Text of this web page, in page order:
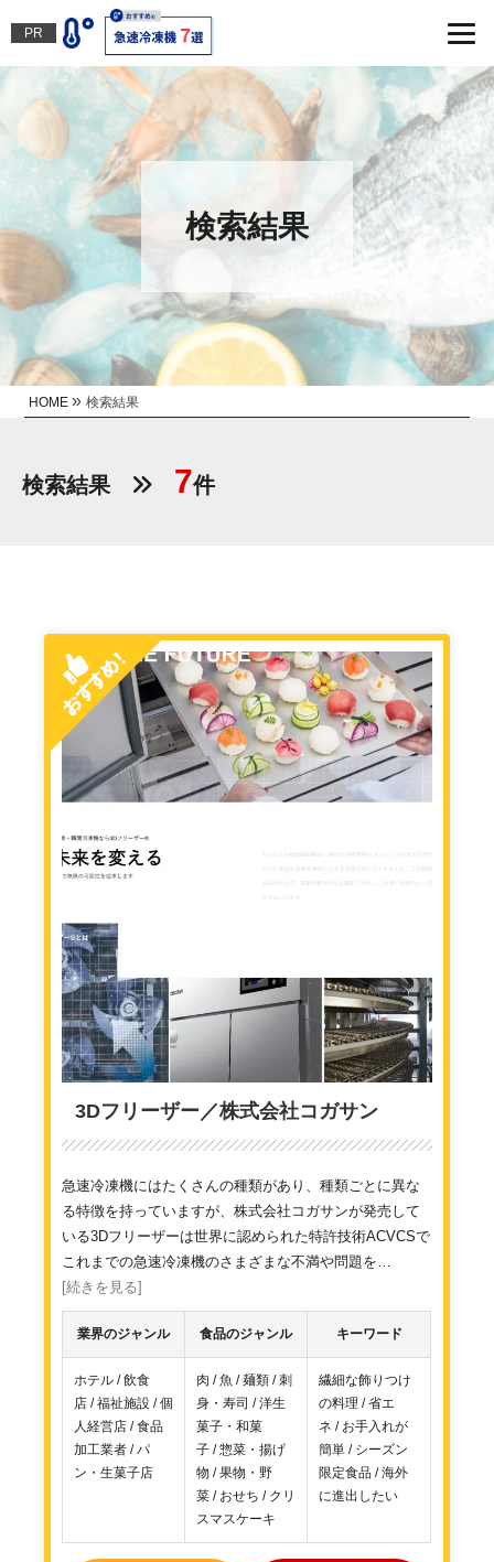
PR
検索結果
HOME »検索結果
検索結果 7件
3Dフリーザー／株式会社コガサン
急速冷凍機にはたくさんの種類があり、種類ごとに異な
る特徴を持っていますが、株式会社コガサンが発売して
いる3Dフリーザーは世界に認められた特許技術ACVCSで
これまでの急速冷凍機のさまざまな不満や問題を…
[続きを見る]
業界のジャンル 食品のジャンル キーワード
ホテル / 飲食
店 / 福祉施設 / 個
人経営店 / 食品
加工業者 / パ
ン・生菓子店
肉 / 魚 / 麺類 / 刺
身・寿司 / 洋生
菓子・和菓
子 / 惣菜・揚げ
物 / 果物・野
菜 / おせち / クリ
スマスケーキ
繊細な飾りつけ
の料理 / 省エ
ネ / お手入れが
簡単 / シーズン
限定食品 / 海外
に進出したい